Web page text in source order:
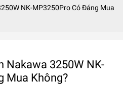
NK-MP3250Pro Có Đáng Mua
Nakawa 3250W NK-
Mua Không?